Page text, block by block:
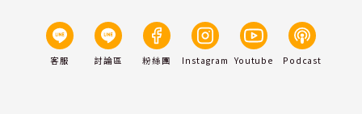
客服 討論區 粉絲團 Instagram Youtube Podcast